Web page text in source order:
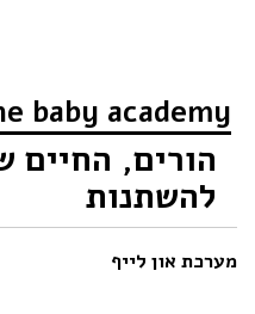
baby academy
הורים, החיים
להשתנות
מערכת און לייף